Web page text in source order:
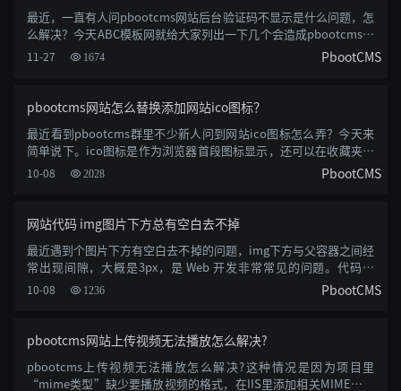
最近，一直有人问pbootcms网站后台验证码不显示是什么问题，怎
么解决？今天ABC模板网就给大家列出一下几个会造成pbootcms验
证码不显示的原......
11-27 1674 PbootCMS
pbootcms网站怎么替换添加网站ico图标？
最近看到pbootcms群里不少新人问到网站ico图标怎么弄？今天来
简单说下。ico图标是作为浏览器首段图标显示，还可以在收藏夹内
收藏内容的前段......
10-08 2028 PbootCMS
网站代码 img图片下方总有空白去不掉
最近遇到个图片下方有空白去不掉的问题，img下方与父容器之间经
常出现间隙，大概是3px，是 Web 开发非常常见的问题。代码如
下：<div clas......
10-08 1236 PbootCMS
pbootcms网站上传视频无法播放怎么解决?
pbootcms上传视频无法播放怎么解决?这种情况是因为项目里
“mime类型”缺少要播放视频的格式，在IIS里添加相关MIME类型